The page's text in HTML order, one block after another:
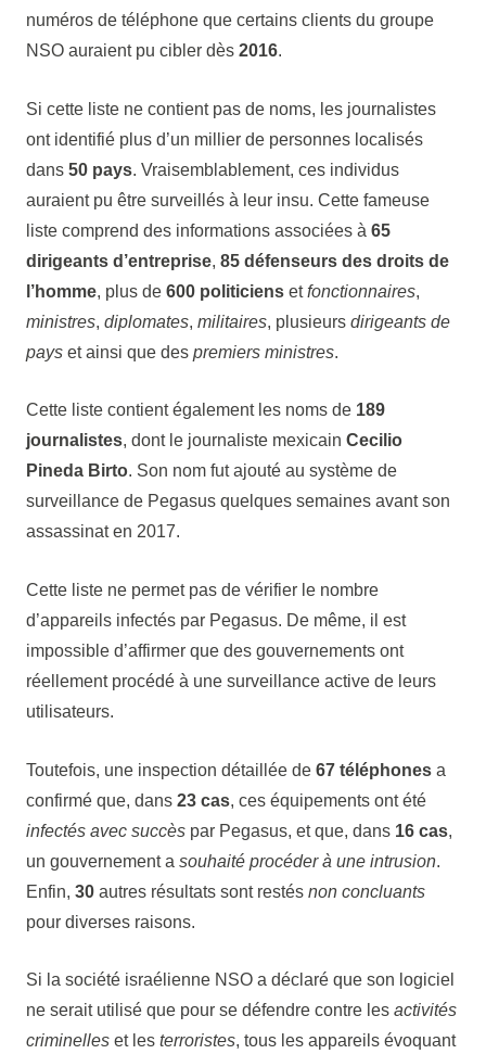
numéros de téléphone que certains clients du groupe
NSO auraient pu cibler dès 2016.
Si cette liste ne contient pas de noms, les journalistes
ont identifié plus d’un millier de personnes localisés
dans 50 pays. Vraisemblablement, ces individus
auraient pu être surveillés à leur insu. Cette fameuse
liste comprend des informations associées à 65
dirigeants d’entreprise, 85 défenseurs des droits de
l’homme, plus de600 politiciensetfonctionnaires,
ministres, diplomates, militaires, plusieursdirigeants de
payset ainsi que despremiers ministres.
Cette liste contient également les noms de 189
journalistes, dont le journaliste mexicain Cecilio
Pineda Birto. Son nom fut ajouté au système de
surveillance de Pegasus quelques semaines avant son
assassinat en 2017.
Cette liste ne permet pas de vérifier le nombre
d’appareils infectés par Pegasus. De même, il est
impossible d’affirmer que des gouvernements ont
réellement procédé à une surveillance active de leurs
utilisateurs.
Toutefois, une inspection détaillée de67 téléphonesa
confirmé que, dans 23 cas, ces équipements ont été
infectés avec succèspar Pegasus, et que, dans 16 cas,
un gouvernement a souhaité procéder à une intrusion.
Enfin, 30autres résultats sont restés non concluants
pour diverses raisons.
Si la société israélienne NSO a déclaré que son logiciel
ne serait utilisé que pour se défendre contre les activités
criminelleset lesterroristes, tous les appareils évoquant